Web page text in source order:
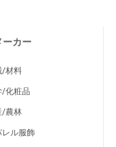
ーカー
/材料
化粧品
/農林
ル服飾